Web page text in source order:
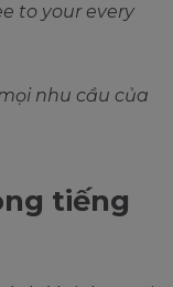
to your every
nhu cầu của
tiếng